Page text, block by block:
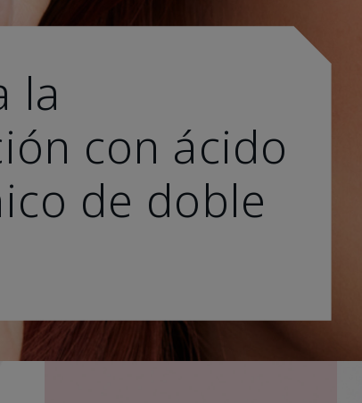
la
con ácido
de doble